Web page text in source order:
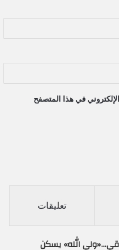
في هذا المتصفح
تعليقات
الله» يسكن